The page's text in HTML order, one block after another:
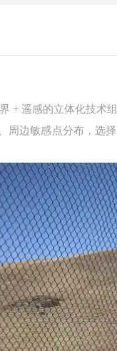
+ 遥感的立体化技术
周边敏感点分布，选